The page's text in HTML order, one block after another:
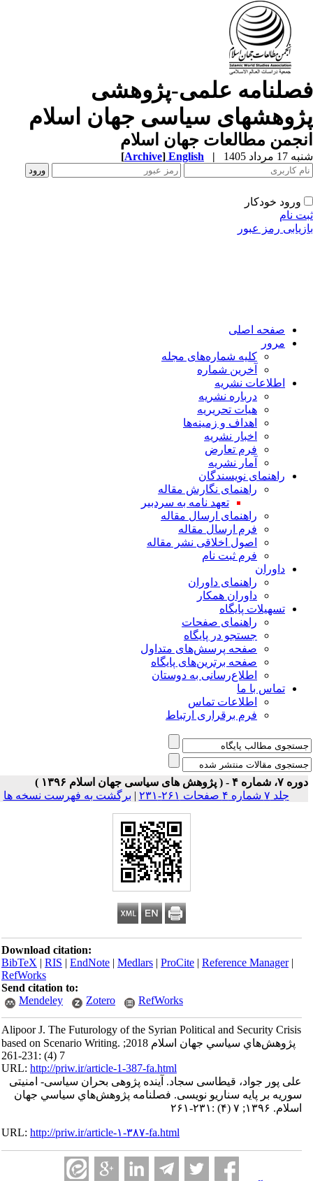
علمی-پژوهشی
سیاسی جهان اسلام
مطالعات جهان اسلام
مرداد 1405 |
English
[Archive]
ورود خودکار
نام
رمز عبور
صفحه اصلی
مرور
کلیه شماره‌های مجله
آخرین شماره
اطلاعات نشریه
درباره نشریه
هیات تحریریه
اهداف و زمینه‌ها
اخبار نشریه
فرم تعارض
آمار نشریه
راهنمای نویسندگان
راهنمای نگارش مقاله
تعهد نامه به سردبیر
راهنمای ارسال مقاله
فرم ارسال مقاله
اصول اخلاقی نشر مقاله
فرم ثبت نام
داوران
راهنمای داوران
داوران همکار
تسهیلات پایگاه
راهنمای صفحات
جستجو در پایگاه
صفحه پرسش‌های متداول
صفحه برترین‌های پایگاه
اطلاع‌رسانی به دوستان
تماس با ما
اطلاعات تماس
فرم برقراری ارتباط
۴ - ( پژوهش های سیاسی جهان اسلام ۱۳۹۶ )
جلد ۷ شماره ۴ صفحات ۲۶۱-۲۳۱
|برگشت به فهرست نسخه ها
Download citation:
BibTeX|RIS|EndNote|Medlars|ProCite|Reference Manager
RefWorks
Send citation to:
Mendeley
Zotero RefWorks
Alipoor J. The Futurology of the Syrian Political and Security Crisis
based on Scenario Writing. پژوهش‌هاي سياسي جهان اسلام 2018;
URL:http://priw.ir/article-1-387-fa.html
علی پور جواد، قیطاسی سجاد. آینده پژوهی بحران سیاسی- امنیتی
سوریه بر پایه سناریو نویسی. فصلنامه پژوهش‌هاي سياسي جهان
اسلام. ۱۳۹۶; ۷ (۴) :۲۳۱-۲۶۱
URL:http://priw.ir/article-۱-۳۸۷-fa.html